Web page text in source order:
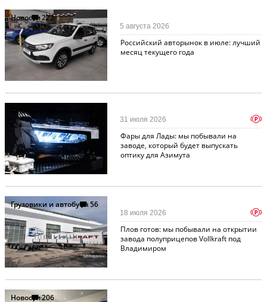
Новости222
Российский авторынок в июле: лучший
месяц текущего года
5 августа 2026
Заводы и производства
124
Фары для Лады: мы побывали на
заводе, который будет выпускать
оптику для Азимута
31 июля 2026 p
Грузовики и автобусы56
Плов готов: мы побывали на открытии
завода полуприцепов Vollkraft под
Владимиром
18 июля 2026 p
Новости206